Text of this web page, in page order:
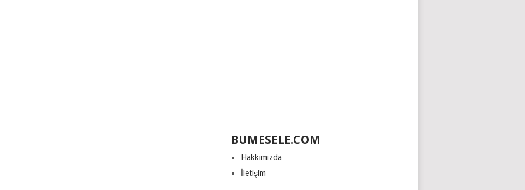
BUMESELE.COM
Hakkımızda
İletişim